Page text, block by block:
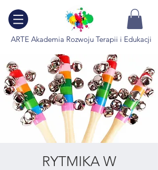
ARTE Akademia Rozwoju Terapii i Edukacji
RYTMIKA W